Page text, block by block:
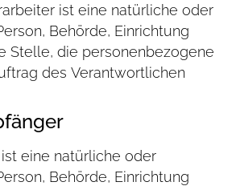
ist eine natürliche oder
Behörde, Einrichtung
Stelle, die personenbezogene
des Verantwortlichen
eine natürliche oder
Behörde, Einrichtung